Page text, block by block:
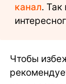
канал. Так
Чтобы